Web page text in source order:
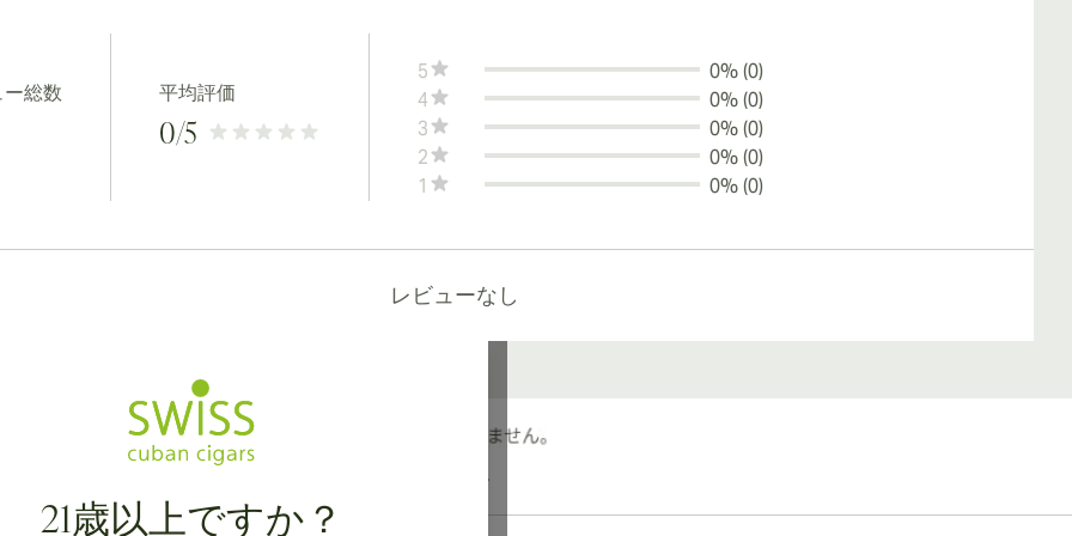
総数 平均評価
0/5
5
0% (0)
4
0% (0)
3
0% (0)
2
0% (0)
1
0% (0)
レビューなし
21歳以上ですか？
カナダ、英国、オーストラリアへの国際配送が可能です。